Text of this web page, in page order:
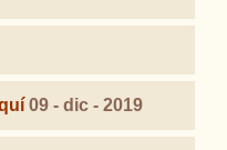
09 - dic - 2019